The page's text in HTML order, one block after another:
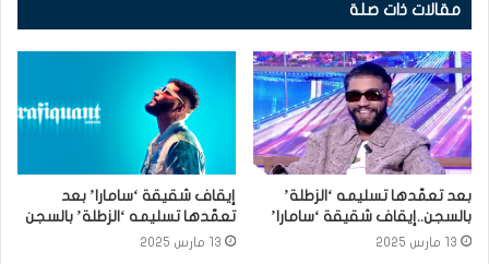
مقالات ذات صلة
بعد تعمّدها تسليمه ‘الزطلة’
بالسجن..إيقاف شقيقة ‘سامارا’
13 مارس 2025
إيقاف شقيقة ‘سامارا’ بعد
تعمّدها تسليمه ‘الزطلة’ بالسجن
13 مارس 2025